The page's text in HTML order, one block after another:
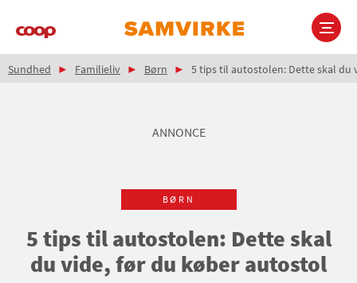
Main
Brødkrumme
Sundhed Familieliv Børn 5 tips til autostolen: Dette skal du
ANNONCE
BØRN
5 tips til autostolen: Dette skal
du vide, før du køber autostol